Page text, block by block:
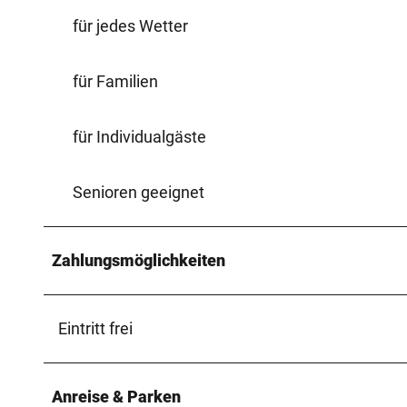
für jedes Wetter
für Familien
für Individualgäste
Senioren geeignet
Zahlungsmöglichkeiten
Eintritt frei
Anreise & Parken